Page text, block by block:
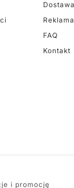
Dostawa
FAQ
Kontakt
i promocję